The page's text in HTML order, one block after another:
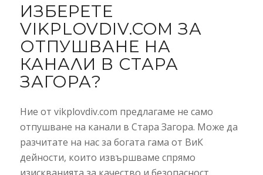
ИЗБЕРЕТЕ
VIKPLOVDIV.COM ЗА
ОТПУШВАНЕ НА
КАНАЛИ В СТАРА
ЗАГОРА?
Ние от vikplovdiv.com предлагаме не само
отпушване на канали в Стара Загора. Може да
разчитате на нас за богата гама от ВиК
дейности, които извършваме спрямо